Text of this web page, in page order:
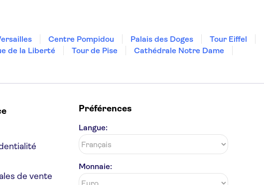
Centre Pompidou Palais des Doges
Tour Eiffel
de la Liberté Tour de Pise
Cathédrale Notre Dame
de vente
Préférences
Langue:
Monnaie: